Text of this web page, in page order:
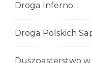
Droga Inferno
Droga Polskich
Duszpasterstwo